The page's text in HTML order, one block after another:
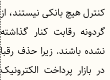
کنترل هیچ بانکی نیستند، از
گردونه رقابت کنار گذاشته
نشده باشند. زیرا حذف رقبا
در بازار پرداخت الکترونیک